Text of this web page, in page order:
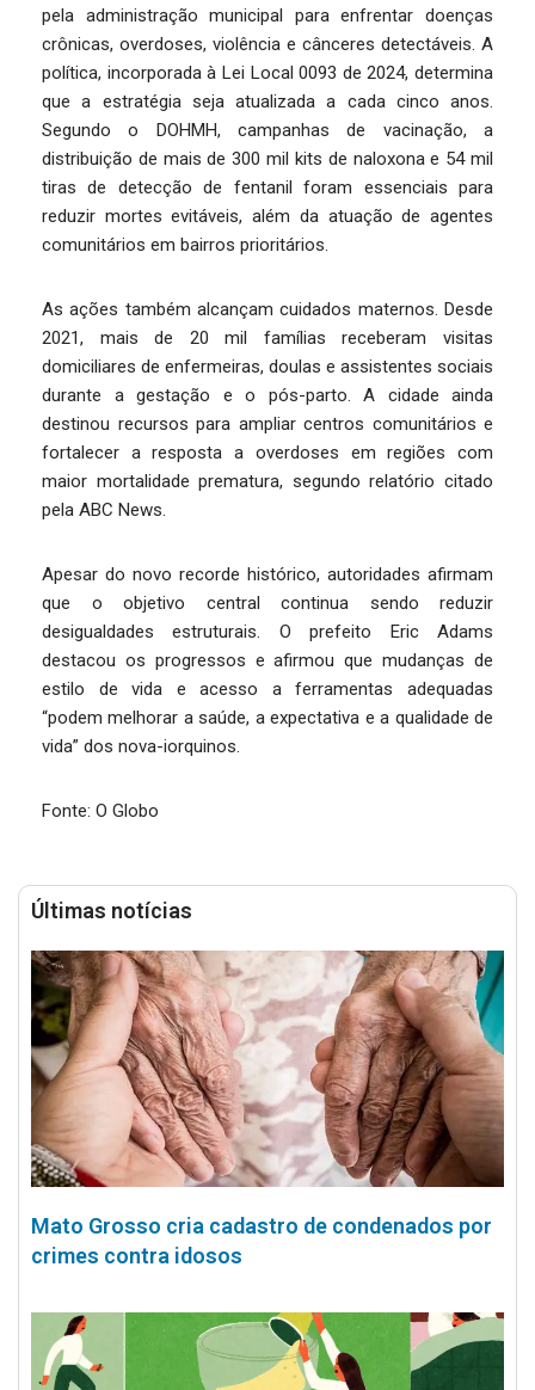
pela administração municipal para enfrentar doenças
crônicas, overdoses, violência e cânceres detectáveis. A
política, incorporada à Lei Local 0093 de 2024, determina
que a estratégia seja atualizada a cada cinco anos.
Segundo o DOHMH, campanhas de vacinação, a
distribuição de mais de 300 mil kits de naloxona e 54 mil
tiras de detecção de fentanil foram essenciais para
reduzir mortes evitáveis, além da atuação de agentes
comunitários em bairros prioritários.
As ações também alcançam cuidados maternos. Desde
2021, mais de 20 mil famílias receberam visitas
domiciliares de enfermeiras, doulas e assistentes sociais
durante a gestação e o pós-parto. A cidade ainda
destinou recursos para ampliar centros comunitários e
fortalecer a resposta a overdoses em regiões com
maior mortalidade prematura, segundo relatório citado
pela ABC News.
Apesar do novo recorde histórico, autoridades afirmam
que o objetivo central continua sendo reduzir
desigualdades estruturais. O prefeito Eric Adams
destacou os progressos e afirmou que mudanças de
estilo de vida e acesso a ferramentas adequadas
“podem melhorar a saúde, a expectativa e a qualidade de
vida” dos nova-iorquinos.
Fonte: O Globo
Últimas notícias
Mato Grosso cria cadastro de condenados por
crimes contra idosos